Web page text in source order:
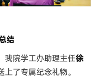
结
我院学工办助理主任徐
了专属纪念礼物。